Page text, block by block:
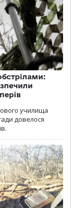
училища
довелося